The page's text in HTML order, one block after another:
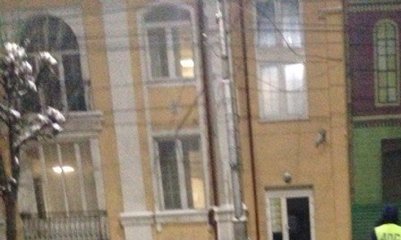
Перейти к основному содержанию